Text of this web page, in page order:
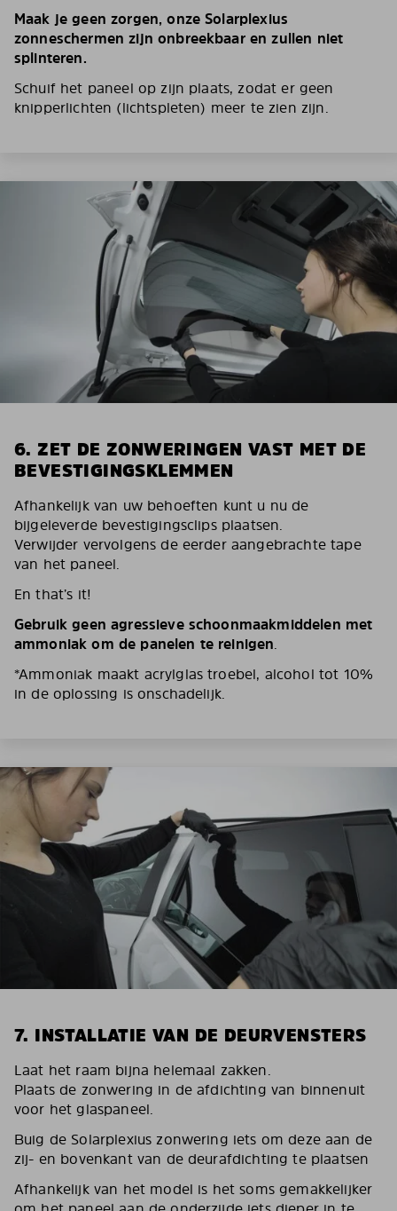
Maak je geen zorgen, onze Solarplexius
zonneschermen zijn onbreekbaar en zullen niet
splinteren.
Schuif het paneel op zijn plaats, zodat er geen
knipperlichten (lichtspleten) meer te zien zijn.
6. ZET DE ZONWERINGEN VAST MET DE
BEVESTIGINGSKLEMMEN
Afhankelijk van uw behoeften kunt u nu de
bijgeleverde bevestigingsclips plaatsen.
Verwijder vervolgens de eerder aangebrachte tape
van het paneel.
En that’s it!
Gebruik geen agressieve schoonmaakmiddelen met
ammoniak om de panelen te reinigen.
*Ammoniak maakt acrylglas troebel, alcohol tot 10%
in de oplossing is onschadelijk.
7. INSTALLATIE VAN DE DEURVENSTERS
Laat het raam bijna helemaal zakken.
Plaats de zonwering in de afdichting van binnenuit
voor het glaspaneel.
Buig de Solarplexius zonwering iets om deze aan de
zij- en bovenkant van de deurafdichting te plaatsen
Afhankelijk van het model is het soms gemakkelijker